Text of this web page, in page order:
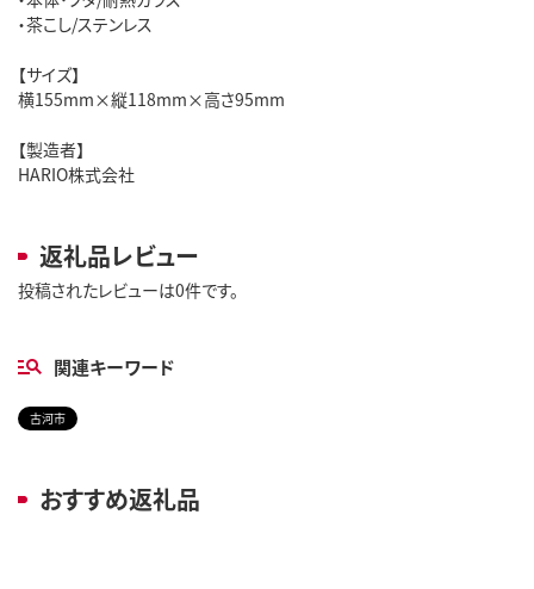
・茶こし/ステンレス
【サイズ】
横155mm×縦118mm×高さ95mm
【製造者】
HARIO株式会社
返礼品レビュー
投稿されたレビューは0件です。
関連キーワード
古河市
おすすめ返礼品